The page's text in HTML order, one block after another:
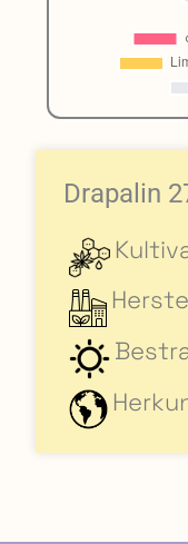
Drapalin